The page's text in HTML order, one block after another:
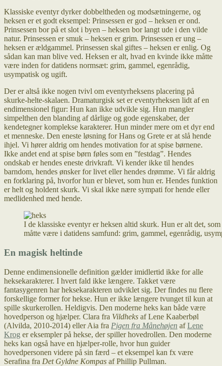
Klassiske eventyr dyrker dobbeltheden og modsætningerne, og
heksen er et godt eksempel: Prinsessen er god – heksen er ond.
Prinsessen bor på et slot i byen – heksen bor langt ude i den vilde
natur. Prinsessen er smuk – heksen er grim. Prinsessen er ung –
heksen er ældgammel. Prinsessen skal giftes – heksen er enlig. Og
sådan kan man blive ved. Heksen er alt, hvad en kvinde ikke måtte
være inden for datidens normsæt: grim, gammel, egenrådig,
usympatisk og ugift.
Der er altså ikke nogen tvivl om eventyrheksens placering på
skurke-helte-skalaen. Dramaturgisk set er eventyrheksen lidt af en
endimensionel figur: Hun kan ikke udvikle sig. Hun mangler
simpelthen den blanding af dårlige og gode egenskaber, der
kendetegner komplekse karakterer. Hun minder mere om et dyr end
et menneske. Den eneste løsning for Hans og Grete er at slå hende
ihjel. Vi hører aldrig om hendes motivation for at spise børnene.
Ikke andet end at spise børn føles som en ”festdag”. Hendes
ondskab er hendes eneste drivkraft. Vi kender ikke til hendes
barndom, hendes ønsker for livet eller hendes drømme. Vi får aldrig
en forklaring på, hvorfor hun er blevet, som hun er. Hendes funktion
er helt og holdent skurk. Vi skal ikke nære sympati for hende eller
medlidenhed med hende.
I de klassiske eventyr er heksen altid skurk. Hun er alt det,
måtte være i datidens samfund: grim, gammel, egenrådig,
En magisk heltinde
Denne endimensionelle definition gælder imidlertid ikke for alle
heksekarakterer. I hvert fald ikke længere. Takket være
fantasygenren har heksekarakteren udviklet sig. Der findes nu flere
forskellige former for hekse. Hun er ikke længere tvunget til kun at
spille skurkerollen. Heldigvis. Den moderne heks kan både være
hovedperson og hjælper. Clara fra Vildheks af Lene Kaaberbøl
(Alvilda, 2010-2014) eller Aia fra Pigen fra Månehøjen afLene
Krog er eksempler på hekse, der spiller hovedrollen. Den moderne
heks kan også have en hjælper-rolle, hvor hun guider
hovedpersonen videre på sin færd – et eksempel kan fx være
Serafina fra Det Gyldne Kompas af Phillip Pullman.